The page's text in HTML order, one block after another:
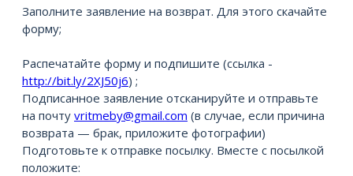
Заполните заявление на возврат. Для этого скачайте
форму;
Распечатайте форму и подпишите (ссылка -
http://bit.ly/2XJ50j6) ;
Подписанное заявление отсканируйте и отправьте
на почту vritmeby@gmail.com (в случае, если причина
возврата — брак, приложите фотографии)
Подготовьте к отправке посылку. Вместе с посылкой
положите: